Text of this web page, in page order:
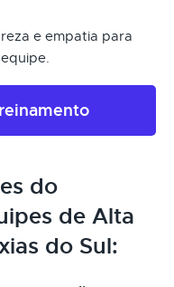
e empatia para
do
de Alta
do Sul: